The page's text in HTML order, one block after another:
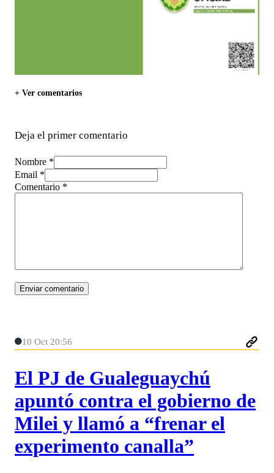
+ Ver comentarios
Deja el primer comentario
Nombre *
Email *
Comentario *
10 Oct 20:56
El PJ de Gualeguaychú
apuntó contra el gobierno de
Milei y llamó a “frenar el
experimento canalla”